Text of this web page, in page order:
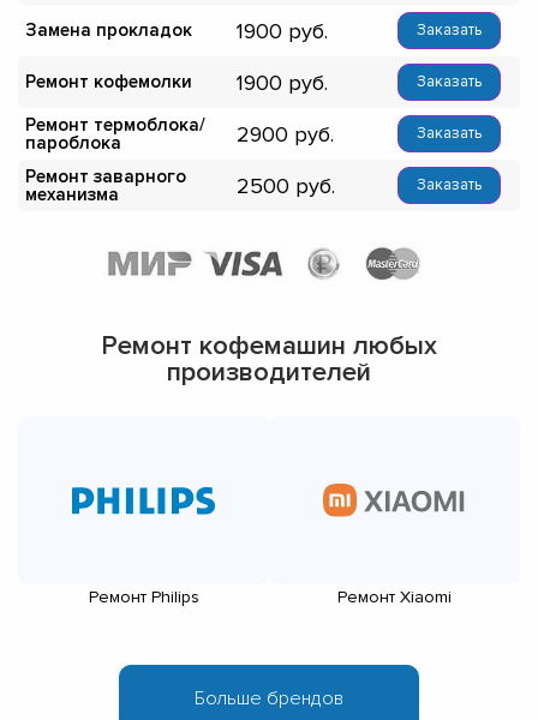
Замена прокладок 1900 Заказать
Ремонт кофемолки 1900 Заказать
Ремонт термоблока/
пароблока
2900 Заказать
Ремонт заварного
механизма
2500 Заказать
Ремонт кофемашин любых
производителей
Ремонт Philips Ремонт Xiaomi